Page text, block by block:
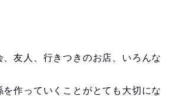
、友人、行きつきのお店、いろんな
を作っていくことがとても大切にな